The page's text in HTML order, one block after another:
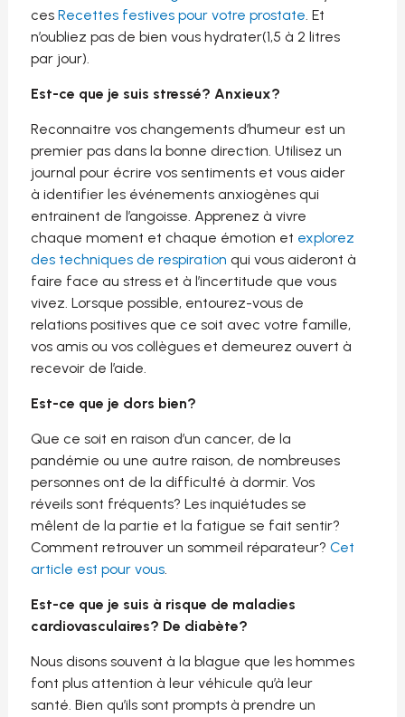
ces Recettes festives pour votre prostate. Et
n’oubliez pas de bien vous hydrater(1,5 à 2 litres
par jour).
Est-ce que je suis stressé? Anxieux?
Reconnaitre vos changements d’humeur est un
premier pas dans la bonne direction. Utilisez un
journal pour écrire vos sentiments et vous aider
à identifier les événements anxiogènes qui
entrainent de l’angoisse. Apprenez à vivre
chaque moment et chaque émotion et explorez
des techniques de respiration qui vous aideront à
faire face au stress et à l’incertitude que vous
vivez. Lorsque possible, entourez-vous de
relations positives que ce soit avec votre famille,
vos amis ou vos collègues et demeurez ouvert à
recevoir de l’aide.
Est-ce que je dors bien?
Que ce soit en raison d’un cancer, de la
pandémie ou une autre raison, de nombreuses
personnes ont de la difficulté à dormir. Vos
réveils sont fréquents? Les inquiétudes se
mêlent de la partie et la fatigue se fait sentir?
Comment retrouver un sommeil réparateur? Cet
article est pour vous.
Est-ce que je suis à risque de maladies
cardiovasculaires? De diabète?
Nous disons souvent à la blague que les hommes
font plus attention à leur véhicule qu’à leur
santé. Bien qu’ils sont prompts à prendre un